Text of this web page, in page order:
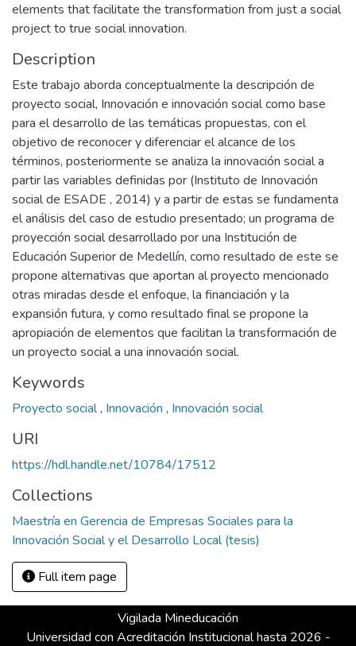
elements that facilitate the transformation from just a social
project to true social innovation.
Description
Este trabajo aborda conceptualmente la descripción de
proyecto social, Innovación e innovación social como base
para el desarrollo de las temáticas propuestas, con el
objetivo de reconocer y diferenciar el alcance de los
términos, posteriormente se analiza la innovación social a
partir las variables definidas por (Instituto de Innovación
social de ESADE , 2014) y a partir de estas se fundamenta
el análisis del caso de estudio presentado; un programa de
proyección social desarrollado por una Institución de
Educación Superior de Medellín, como resultado de este se
propone alternativas que aportan al proyecto mencionado
otras miradas desde el enfoque, la financiación y la
expansión futura, y como resultado final se propone la
apropiación de elementos que facilitan la transformación de
un proyecto social a una innovación social.
Keywords
Proyecto social, Innovación , Innovación social
URI
https://hdl.handle.net/10784/17512
Collections
Maestría en Gerencia de Empresas Sociales para la
Innovación Social y el Desarrollo Local (tesis)
Full item page
Vigilada Mineducación
Universidad con Acreditación Institucional hasta 2026 -